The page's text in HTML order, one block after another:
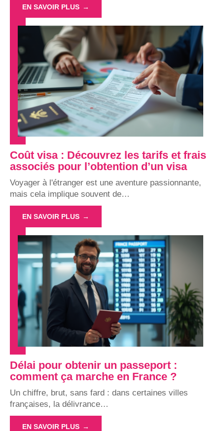
EN SAVOIR PLUS
Coût visa : Découvrez les tarifs et frais
associés pour l’obtention d’un visa
Voyager à l'étranger est une aventure passionnante,
mais cela implique souvent de…
EN SAVOIR PLUS
Délai pour obtenir un passeport :
comment ça marche en France ?
Un chiffre, brut, sans fard : dans certaines villes
françaises, la délivrance…
EN SAVOIR PLUS